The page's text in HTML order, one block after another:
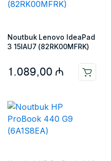
Noutbuk Lenovo IdeaPad
3 15IAU7 (82RK00MFRK)
1.089,00 ₼